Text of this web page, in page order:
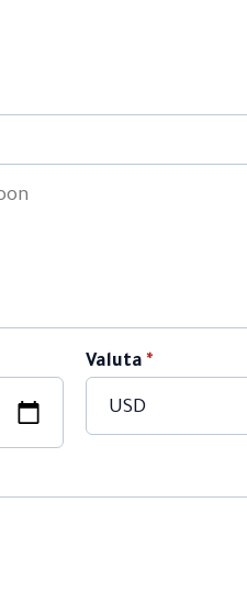
Valuta *